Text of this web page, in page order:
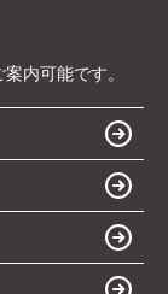
内可能です。